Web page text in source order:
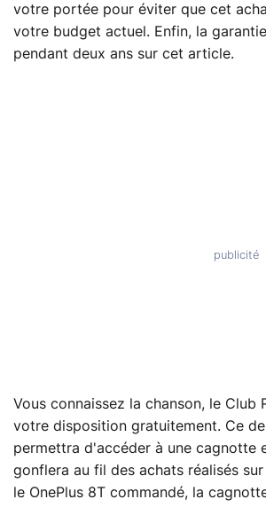
votre portée pour éviter que cet
votre budget actuel. Enfin, la
pendant deux ans sur cet article.
Vous connaissez la chanson, le Club
votre disposition gratuitement. Ce
permettra d'accéder à une cagnotte
gonflera au fil des achats réalisés
le OnePlus 8T commandé, la